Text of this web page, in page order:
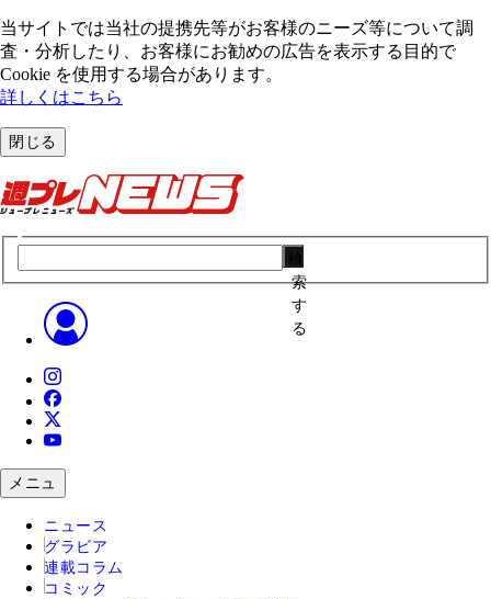
当サイトでは当社の提携先等がお客様のニーズ等について調
査・分析したり、お客様にお勧めの広告を表⽰する⽬的で
Cookie を使⽤する場合があります。
詳しくはこちら
閉じる
索
す
る
メニュ
ニュース
グラビア
連載コラム
コミック